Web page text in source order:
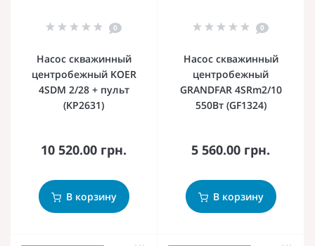
0
Насос скважинный
центробежный KOER
4SDM 2/28 + пульт
(KP2631)
10 520.00 грн.
В корзину
0
Насос скважинный
центробежный
GRANDFAR 4SRm2/10
550Вт (GF1324)
5 560.00 грн.
В корзину